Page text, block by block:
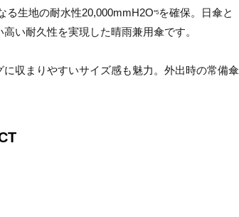
る生地の耐水性20,000mmH2O*5 を確保。日傘と
い耐久性を実現した晴雨兼用傘です。
収まりやすいサイズ感も魅力。外出時の常備傘